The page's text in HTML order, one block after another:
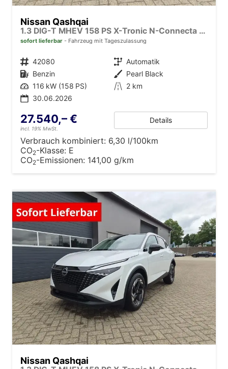
Nissan Qashqai
1.3 DIG-T MHEV 158 PS X-Tronic N-Connecta Teil-Leder PanoGlasdach Klimaautomatik Sitzheizung Lenkradheizung Navi ACC PDC v+h 360°Kamera DAB Bluetooth Touchscreen Apple CarPlay Android Auto 18"LM
sofort lieferbar Fahrzeug mit Tageszulassung
Fahrzeugnr. 42080 Getriebe Automatik
Kraftstoff Benzin Außenfarbe Pearl Black
Leistung 116 kW (158 PS) Kilometerstand 2 km
30.06.2026
27.540,– €
incl. 19% MwSt.
Details
Verbrauch kombiniert: 6,30 l/100km
CO2-Klasse: E
CO2-Emissionen: 141,00 g/km
Nissan Qashqai